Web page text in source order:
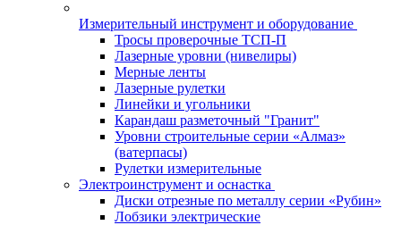
Измерительный инструмент и оборудование
Тросы проверочные ТСП-П
Лазерные уровни (нивелиры)
Мерные ленты
Лазерные рулетки
Линейки и угольники
Карандаш разметочный "Гранит"
Уровни строительные серии «Алмаз»
(ватерпасы)
Рулетки измерительные
Электроинструмент и оснастка
Диски отрезные по металлу серии «Рубин»
Лобзики электрические